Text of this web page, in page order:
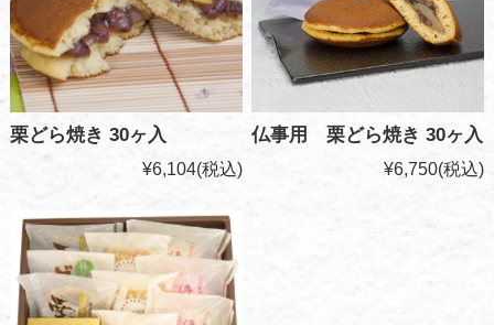
栗どら焼き 30ヶ入
¥6,104(税込)
仏事用 栗どら焼き 30ヶ入
¥6,750(税込)